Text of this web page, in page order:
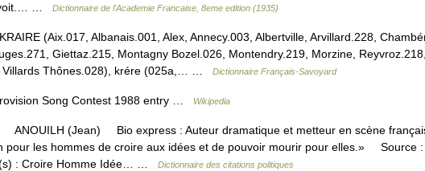
voit.… …
Dictionnaire de l'Academie Francaise, 8eme edition (1935)
(Aix.017, Albanais.001, Alex, Annecy.003, Albertville, Arvillard.228,
Giettaz.215, Montagny Bozel.026, Montendry.219, Morzine,
Villards Thônes.028), krére (025a,… …
Dictionnaire Français-Savoyard
Song Contest 1988 entry … Wikipedia
(Jean) Bio express : Auteur dramatique et metteur en scène
les hommes de croire aux idées et de pouvoir mourir pour elles.» Source :
: Croire Homme Idée… …
Dictionnaire des citations politiques